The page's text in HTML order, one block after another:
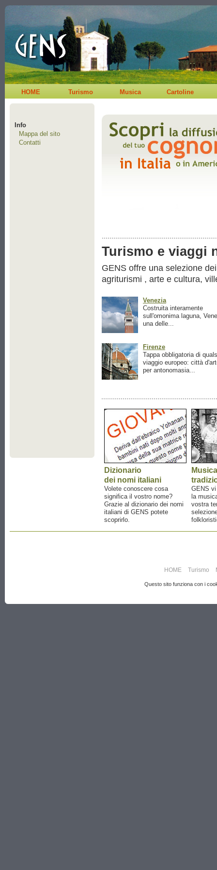
HOME Turismo Musica Cartoline
Info
Mappa del sito
Contatti
Turismo e viaggi
GENS offre una selezione
agriturismi , arte e cultura,
Venezia
Costruita interamente
sull'omonima laguna,
una delle...
Firenze
Tappa obbligatoria di
viaggio europeo: città
per antonomasia...
Dizionario
dei nomi italiani
Volete conoscere cosa
significa il vostro nome?
Grazie al dizionario dei nomi
italiani di GENS potete
scoprirlo.
Musica
GENS
la
vostra
HOME Turismo
Questo sito funziona con i